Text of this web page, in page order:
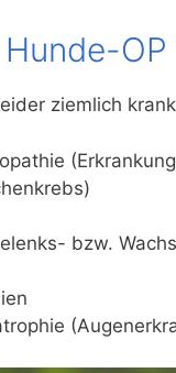
ziemlich
bzw.